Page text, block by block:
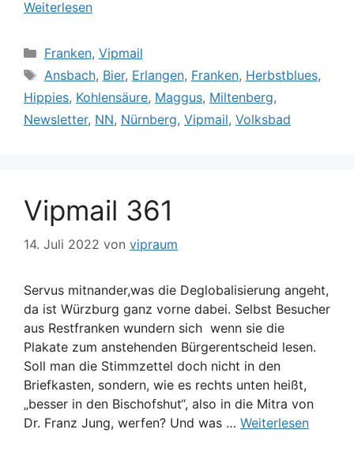
Weiterlesen
Kategorien
Franken, Vipmail
Schlagwörter
Ansbach, Bier, Erlangen, Franken, Herbstblues,
Hippies, Kohlensäure, Maggus, Miltenberg,
Newsletter, NN, Nürnberg, Vipmail, Volksbad
Vipmail 361
14. Juli 2022 von vipraum
Servus mitnander,was die Deglobalisierung angeht,
da ist Würzburg ganz vorne dabei. Selbst Besucher
aus Restfranken wundern sich wenn sie die
Plakate zum anstehenden Bürgerentscheid lesen.
Soll man die Stimmzettel doch nicht in den
Briefkasten, sondern, wie es rechts unten heißt,
„besser in den Bischofshut“, also in die Mitra von
Dr. Franz Jung, werfen? Und was … Weiterlesen